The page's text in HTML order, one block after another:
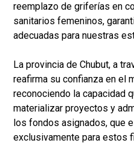
reemplazo de griferías en
sanitarios femeninos,
adecuadas para nuestras
La provincia de Chubut, a
reafirma su confianza en el
reconociendo la capacidad
materializar proyectos y
los fondos asignados, que
exclusivamente para estos